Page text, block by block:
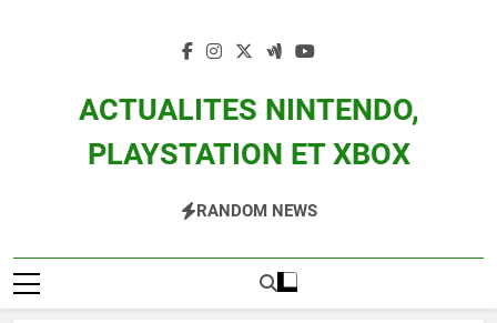
ACTUALITES NINTENDO,
PLAYSTATION ET XBOX
Zelda, Splatoon, Pokemon Entre Autres
RANDOM NEWS